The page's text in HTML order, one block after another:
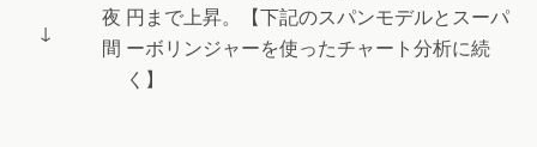
↓
夜
間
円まで上昇。【下記のスパンモデルとスーパ
ーボリンジャーを使ったチャート分析に続
く】